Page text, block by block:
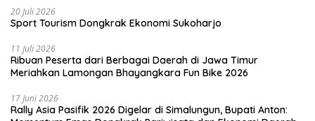
20 Juli 2026
Sport Tourism Dongkrak Ekonomi Sukoharjo
11 Juli 2026
Ribuan Peserta dari Berbagai Daerah di Jawa Timur
Meriahkan Lamongan Bhayangkara Fun Bike 2026
17 Juni 2026
Rally Asia Pasifik 2026 Digelar di Simalungun, Bupati Anton: